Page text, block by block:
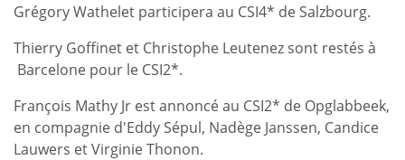
Grégory Wathelet participera au CSI4* de Salzbourg.
Thierry Goffinet et Christophe Leutenez sont restés à
Barcelone pour le CSI2*.
François Mathy Jr est annoncé au CSI2* de Opglabbeek,
en compagnie d'Eddy Sépul, Nadège Janssen, Candice
Lauwers et Virginie Thonon.